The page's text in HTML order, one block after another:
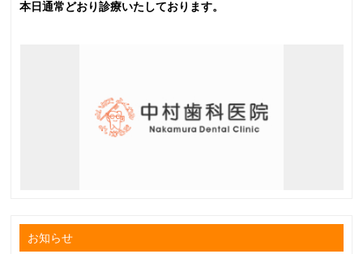
本日通常どおり診療いたしております。
お知らせ